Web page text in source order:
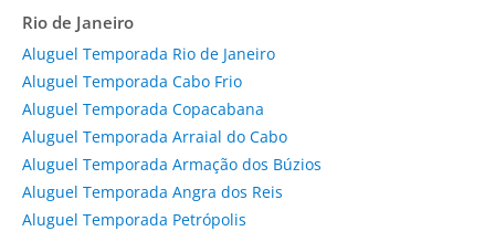
Rio de Janeiro
Aluguel Temporada Rio de Janeiro
Aluguel Temporada Cabo Frio
Aluguel Temporada Copacabana
Aluguel Temporada Arraial do Cabo
Aluguel Temporada Armação dos Búzios
Aluguel Temporada Angra dos Reis
Aluguel Temporada Petrópolis